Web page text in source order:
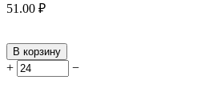
51.00 ₽
В корзину
+ −